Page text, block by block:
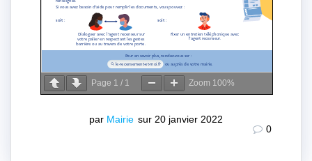
Page 1 / 1 Zoom 100%
par Mairie sur 20 janvier 2022
0